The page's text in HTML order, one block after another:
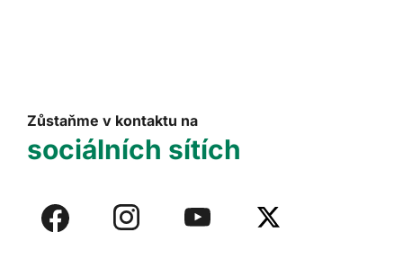
Zůstaňme v kontaktu na
sociálních sítích